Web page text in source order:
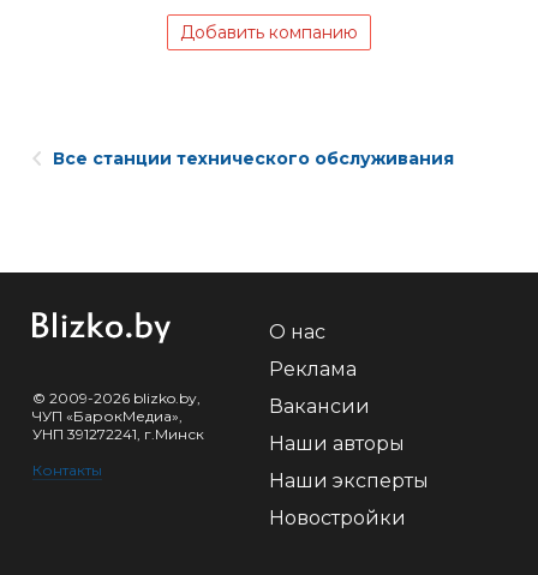
Добавить компанию
Все станции технического обслуживания
© 2009-2026 blizko.by,
ЧУП «БарокМедиа»,
УНП 391272241, г.Минск
Контакты
О нас
Реклама
Вакансии
Наши авторы
Наши эксперты
Новостройки